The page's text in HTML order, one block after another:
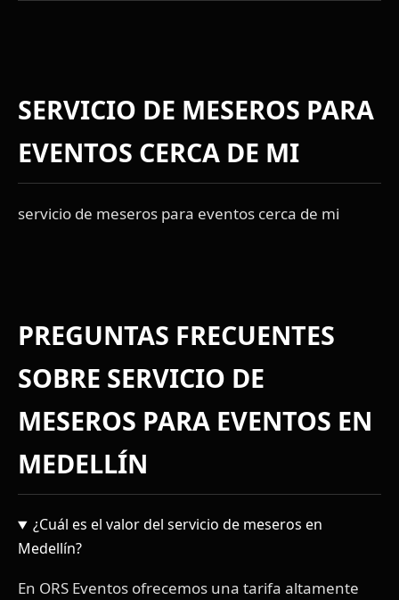
SERVICIO DE MESEROS PARA
EVENTOS CERCA DE MI
servicio de meseros para eventos cerca de mi
PREGUNTAS FRECUENTES
SOBRE SERVICIO DE
MESEROS PARA EVENTOS EN
MEDELLÍN
¿Cuál es el valor del servicio de meseros en
Medellín?
En ORS Eventos ofrecemos una tarifa altamente